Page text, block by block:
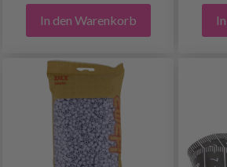
In den Warenkorb